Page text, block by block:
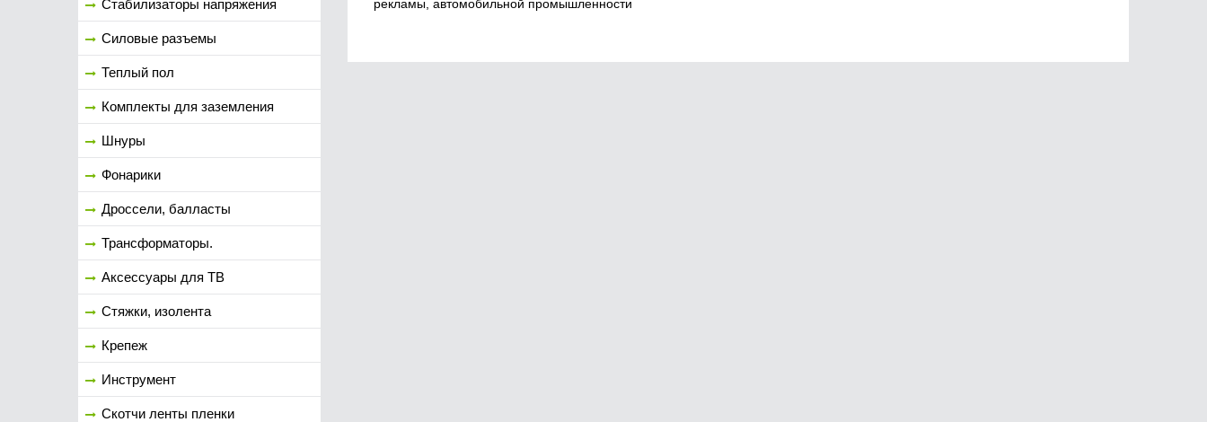
Стабилизаторы напряжения
Силовые разъемы
Теплый пол
Комплекты для заземления
Шнуры
Фонарики
Дроссели, балласты
Трансформаторы.
Аксессуары для ТВ
Стяжки, изолента
Крепеж
Инструмент
Скотчи ленты пленки
рекламы, автомобильной промышленности